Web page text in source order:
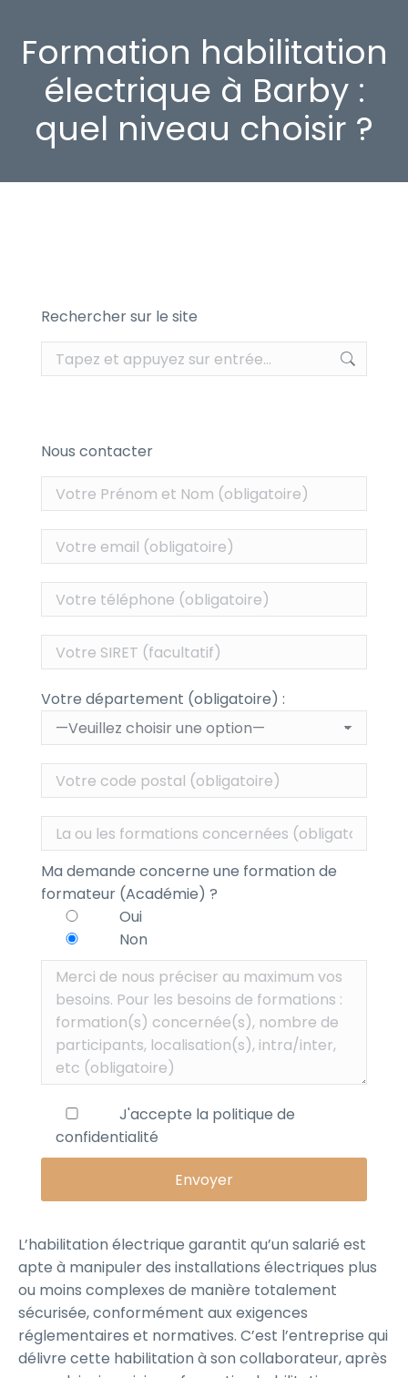
Formation habilitation
électrique à Barby :
quel niveau choisir ?
Rechercher sur le site
Recherche
:
Nous contacter
Votre département (obligatoire) :
Ma demande concerne une formation de
formateur (Académie) ?
Oui
Non
J'accepte la politique de
confidentialité
L’habilitation électrique garantit qu’un salarié est
apte à manipuler des installations électriques plus
ou moins complexes de manière totalement
sécurisée, conformément aux exigences
réglementaires et normatives. C’est l’entreprise qui
délivre cette habilitation à son collaborateur, après